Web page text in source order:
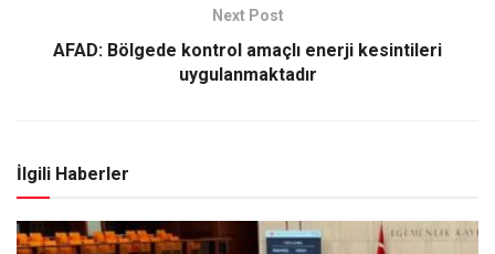
Next Post
AFAD: Bölgede kontrol amaçlı enerji kesintileri
uygulanmaktadır
İlgili Haberler